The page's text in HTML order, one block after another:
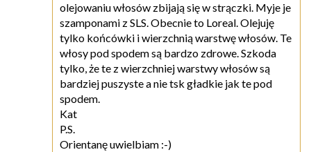
olejowaniu włosów zbijają się w strączki. Myje je
szamponami z SLS. Obecnie to Loreal. Olejuję
tylko końcówki i wierzchnią warstwę włosów. Te
włosy pod spodem są bardzo zdrowe. Szkoda
tylko, że te z wierzchniej warstwy włosów są
bardziej puszyste a nie tsk gładkie jak te pod
spodem.
Kat
P.S.
Orientanę uwielbiam :-)